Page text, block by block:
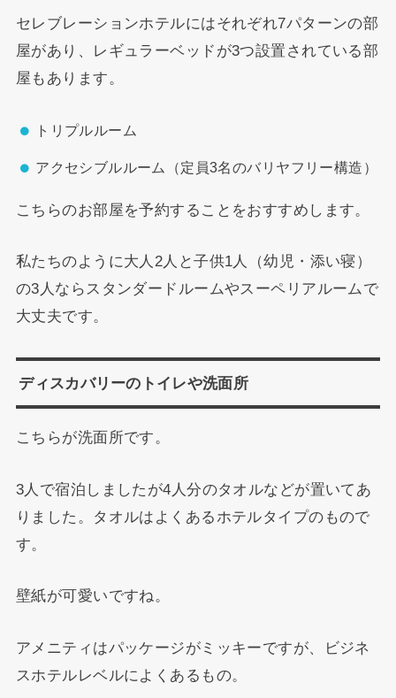
セレブレーションホテルにはそれぞれ7パターンの部
屋があり、レギュラーベッドが3つ設置されている部
屋もあります。
トリプルルーム
アクセシブルルーム（定員3名のバリヤフリー構造）
こちらのお部屋を予約することをおすすめします。
私たちのように大人2人と子供1人（幼児・添い寝）
の3人ならスタンダードルームやスーペリアルームで
大丈夫です。
ディスカバリーのトイレや洗面所
こちらが洗面所です。
3人で宿泊しましたが4人分のタオルなどが置いてあ
りました。タオルはよくあるホテルタイプのもので
す。
壁紙が可愛いですね。
アメニティはパッケージがミッキーですが、ビジネ
スホテルレベルによくあるもの。